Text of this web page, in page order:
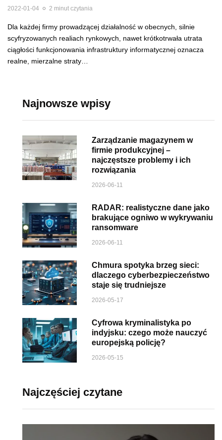
2022-01-04 2 minut czytania
Dla każdej firmy prowadzącej działalność w obecnych, silnie
scyfryzowanych realiach rynkowych, nawet krótkotrwała utrata
ciągłości funkcjonowania infrastruktury informatycznej oznacza
realne, mierzalne straty…
Najnowsze wpisy
Zarządzanie magazynem w
firmie produkcyjnej –
najczęstsze problemy i ich
rozwiązania
2026-06-11
RADAR: realistyczne dane jako
brakujące ogniwo w wykrywaniu
ransomware
2026-06-11
Chmura spotyka brzeg sieci:
dlaczego cyberbezpieczeństwo
staje się trudniejsze
2026-05-17
Cyfrowa kryminalistyka po
indyjsku: czego może nauczyć
europejską policję?
2026-05-15
Najczęściej czytane